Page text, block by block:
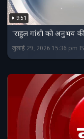
9:51
'राहुल गांधी को अनुभव
जुलाई 29, 2026 15:36 pm